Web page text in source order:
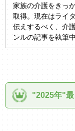
家族の介護をきっ
取得。現在はライ
伝えするべく、介
ンルの記事を執筆中
"2025年"最